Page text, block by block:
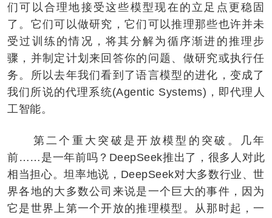
们可以合理地接受这些模型现在的立足点更稳固
了。它们可以做研究，它们可以推理那些也许并未
受过训练的情况，将其分解为循序渐进的推理步
骤，并制定计划来回答你的问题、做研究或执行任
务。所以去年我们看到了语言模型的进化，变成了
我们所说的代理系统(Agentic Systems)，即代理人
工智能。
第二个重大突破是开放模型的突破。几年
前……是一年前吗？DeepSeek推出了，很多人对此
相当担心。坦率地说，DeepSeek对大多数行业、世
界各地的大多数公司来说是一个巨大的事件，因为
它是世界上第一个开放的推理模型。从那时起，一